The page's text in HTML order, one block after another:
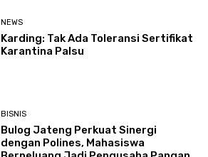
NEWS
Karding: Tak Ada Toleransi Sertifikat
Karantina Palsu
BISNIS
Bulog Jateng Perkuat Sinergi
dengan Polines, Mahasiswa